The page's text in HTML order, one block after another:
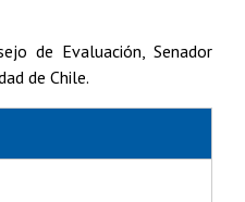
de Evaluación, Senador
de Chile.